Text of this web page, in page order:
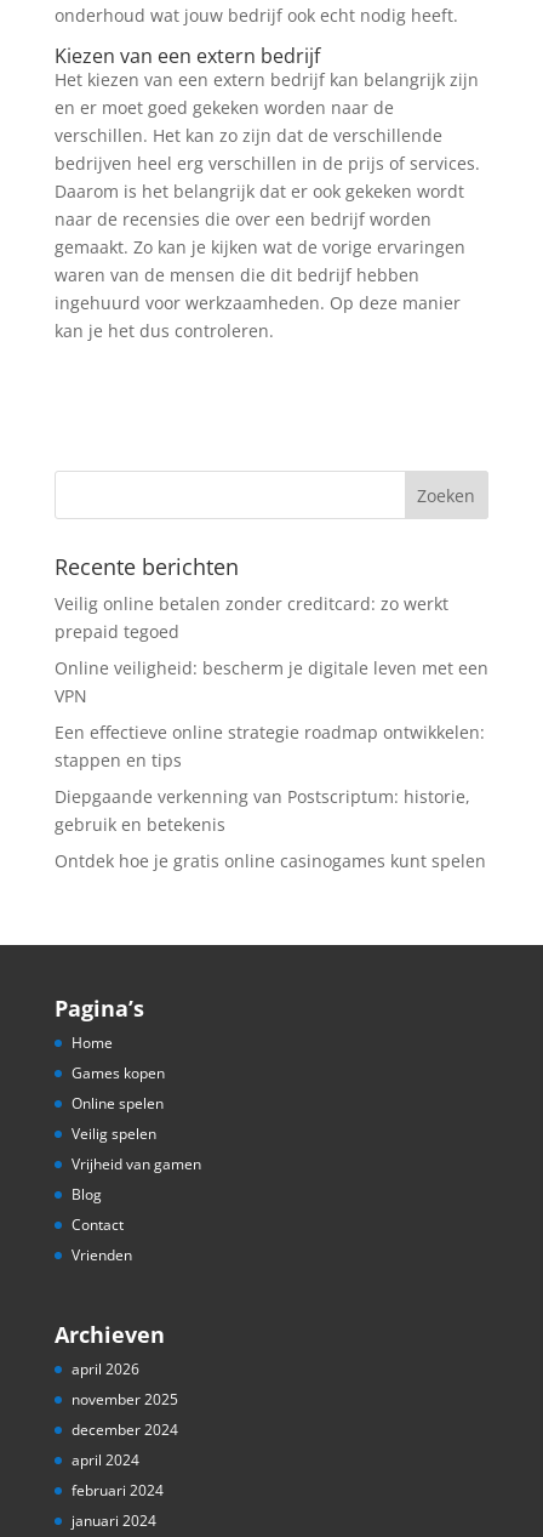
onderhoud wat jouw bedrijf ook echt nodig heeft.
Kiezen van een extern bedrijf
Het kiezen van een extern bedrijf kan belangrijk zijn
en er moet goed gekeken worden naar de
verschillen. Het kan zo zijn dat de verschillende
bedrijven heel erg verschillen in de prijs of services.
Daarom is het belangrijk dat er ook gekeken wordt
naar de recensies die over een bedrijf worden
gemaakt. Zo kan je kijken wat de vorige ervaringen
waren van de mensen die dit bedrijf hebben
ingehuurd voor werkzaamheden. Op deze manier
kan je het dus controleren.
Recente berichten
Veilig online betalen zonder creditcard: zo werkt
prepaid tegoed
Online veiligheid: bescherm je digitale leven met een
VPN
Een effectieve online strategie roadmap ontwikkelen:
stappen en tips
Diepgaande verkenning van Postscriptum: historie,
gebruik en betekenis
Ontdek hoe je gratis online casinogames kunt spelen
Pagina’s
Home
Games kopen
Online spelen
Veilig spelen
Vrijheid van gamen
Blog
Contact
Vrienden
Archieven
april 2026
november 2025
december 2024
april 2024
februari 2024
januari 2024